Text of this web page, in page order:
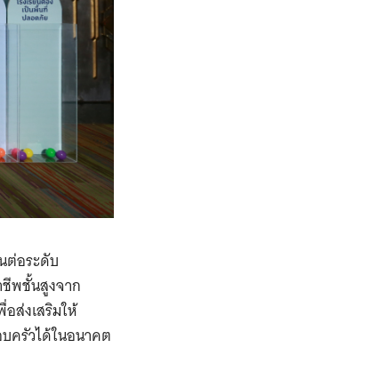
ต่อระดับ
พชั้นสูงจาก
ส่งเสริมให้
ครัวได้ในอนาคต